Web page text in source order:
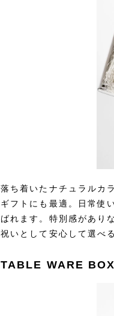
落ち着いたナチュラルカ
ギフトにも最適。日常使
ばれます。特別感があり
祝いとして安心して選べ
TABLE WARE